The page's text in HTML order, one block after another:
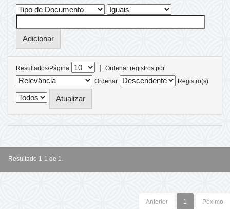
Resultados/Página |
Ordenar registros por
Ordenar
Registro(s)
Resultado 1-1 de 1.
Anterior 1 Póximo